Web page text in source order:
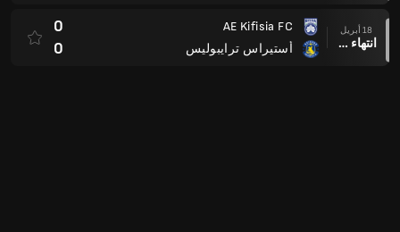
18 أبريل
انتهاء وقت المباراة
AE Kifisia FC
أستيراس ترايبوليس
0
0